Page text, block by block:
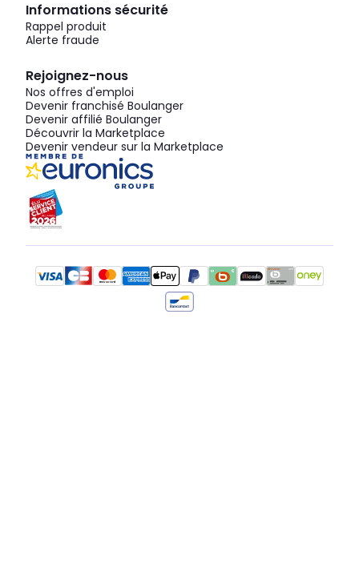
Informations sécurité
Rappel produit
Alerte fraude
Rejoignez-nous
Nos offres d'emploi
Devenir franchisé Boulanger
Devenir affilié Boulanger
Découvrir la Marketplace
Devenir vendeur sur la Marketplace